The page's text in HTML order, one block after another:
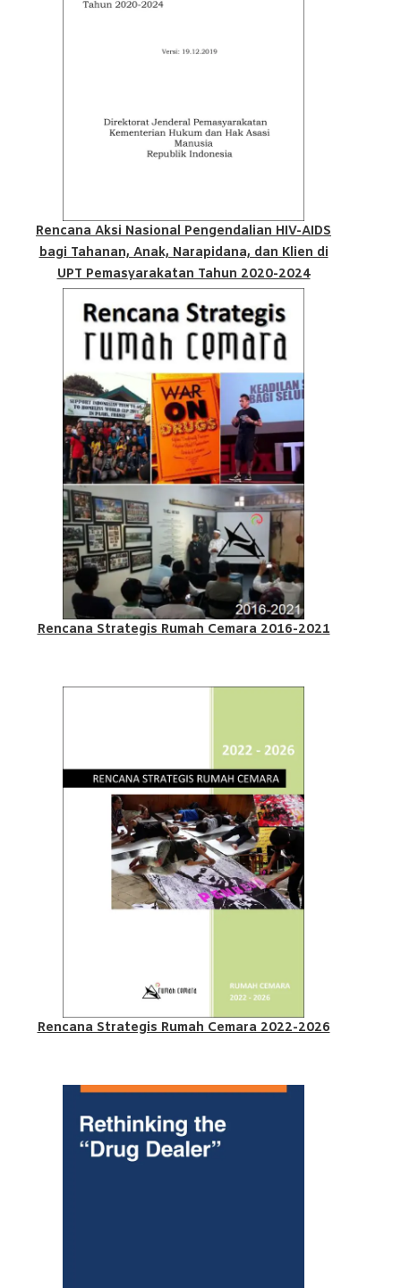
Rencana Aksi Nasional Pengendalian HIV-AIDS
bagi Tahanan, Anak, Narapidana, dan Klien di
UPT Pemasyarakatan Tahun 2020-2024
Rencana Strategis Rumah Cemara 2016-2021
Rencana Strategis Rumah Cemara 2022-2026